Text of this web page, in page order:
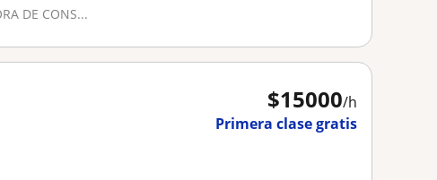
DE CONS...
$15000/h
Primera clase gratis